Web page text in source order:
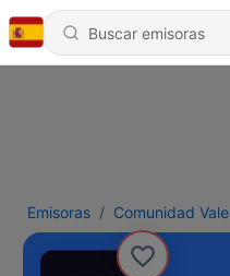
Emisoras Comunidad